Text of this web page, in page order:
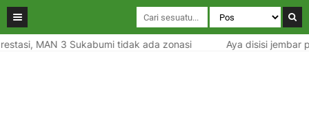
MAN 3 Sukabumi tidak ada zonasi Aya disisi jembar